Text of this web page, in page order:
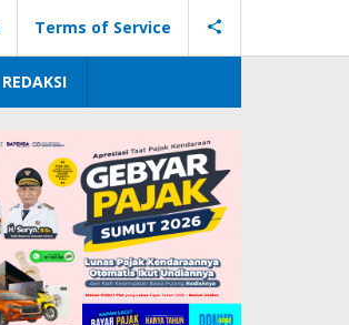
Terms of Service
REDAKSI